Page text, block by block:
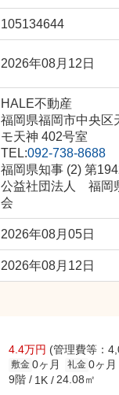
105134644
2026年08月12日
HALE不動産
福岡県福岡市中央区
モ天神 402号室
TEL:092-738-8688
福岡県知事 (2) 第
公益社団法人 福岡
会
2026年08月05日
2026年08月12日
4.4万円 (管理費等：
敷金 0ヶ月 礼金 0ヶ月
9階 1K 24.08㎡